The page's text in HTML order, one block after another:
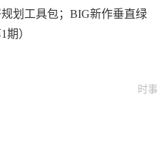
划工具包；BIG新作垂直绿
期）
时事